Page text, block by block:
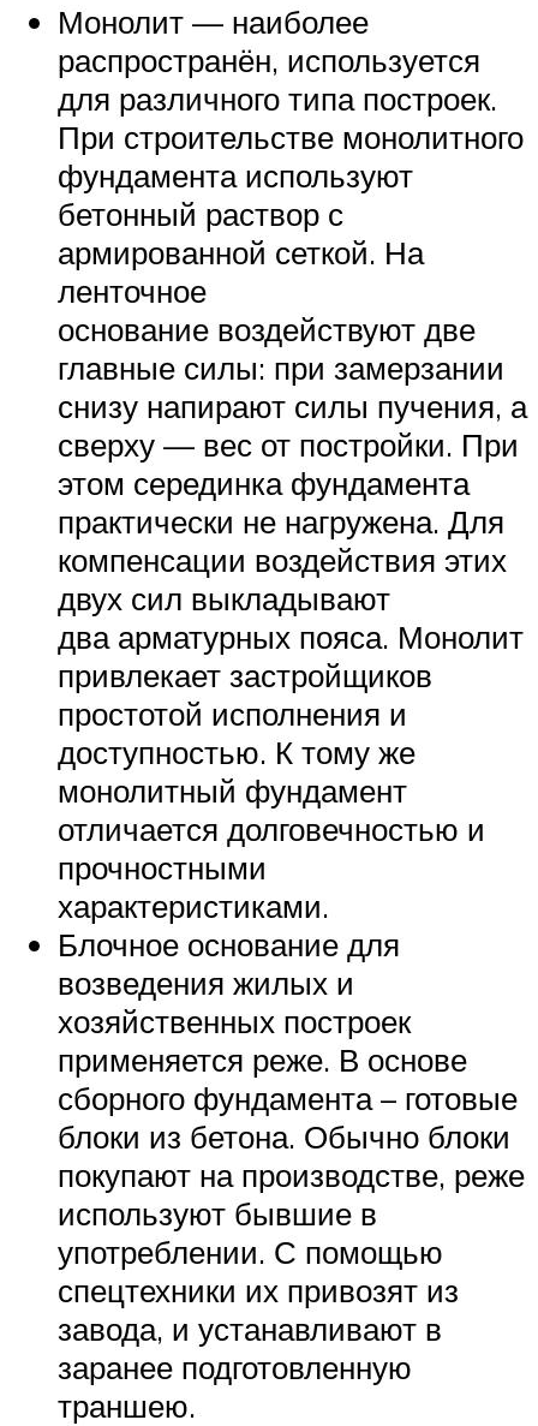
Монолит — наиболее
распространён, используется
для различного типа построек.
При строительстве монолитного
фундамента используют
бетонный раствор с
армированной сеткой. На
ленточное
основание воздействуют две
главные силы: при замерзании
снизу напирают силы пучения, а
сверху — вес от постройки. При
этом серединка фундамента
практически не нагружена. Для
компенсации воздействия этих
двух сил выкладывают
два арматурных пояса. Монолит
привлекает застройщиков
простотой исполнения и
доступностью. К тому же
монолитный фундамент
отличается долговечностью и
прочностными
характеристиками.
Блочное основание для
возведения жилых и
хозяйственных построек
применяется реже. В основе
сборного фундамента – готовые
блоки из бетона. Обычно блоки
покупают на производстве, реже
используют бывшие в
употреблении. С помощью
спецтехники их привозят из
завода, и устанавливают в
заранее подготовленную
траншею.